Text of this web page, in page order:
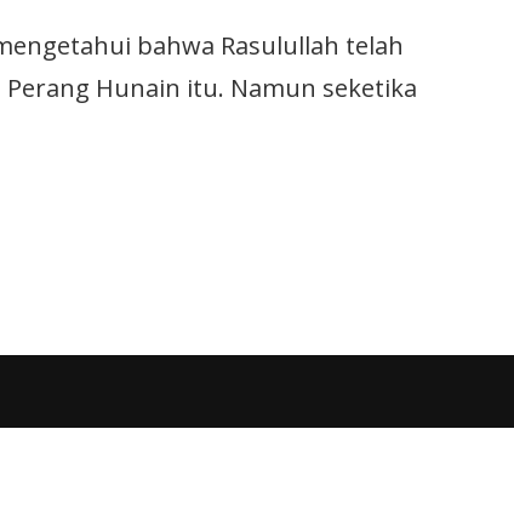
bahwa Rasulullah telah
Hunain itu. Namun seketika